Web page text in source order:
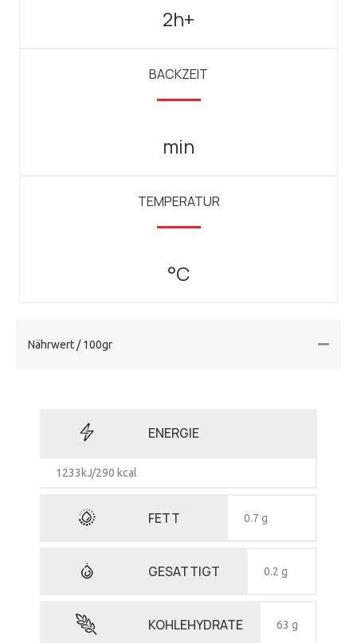
2h+
BACKZEIT
min
TEMPERATUR
°C
Nährwert / 100gr
ENERGIE
1233kJ/290 kcal
FETT 0.7 g
GESATTIGT 0.2 g
KOHLEHYDRATE 63 g